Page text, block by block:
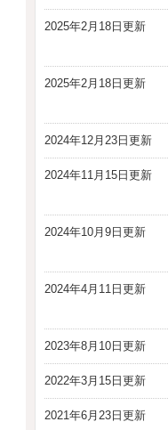
2025年2月18日更新
2025年2月18日更新
2024年12月23日更新
2024年11月15日更新
2024年10月9日更新
2024年4月11日更新
2023年8月10日更新
2022年3月15日更新
2021年6月23日更新